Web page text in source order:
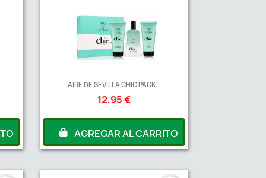
AIRE DE SEVILLA CHIC PACK...
12,95 €
AGREGAR AL CARRITO